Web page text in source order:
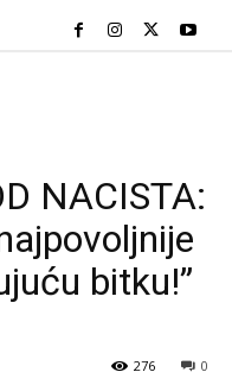
NACISTA:
bitku!”
0
276